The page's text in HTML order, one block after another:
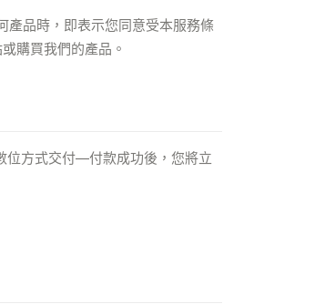
產品時，即表示您同意受本服務條
購買我們的產品。
位方式交付—付款成功後，您將立